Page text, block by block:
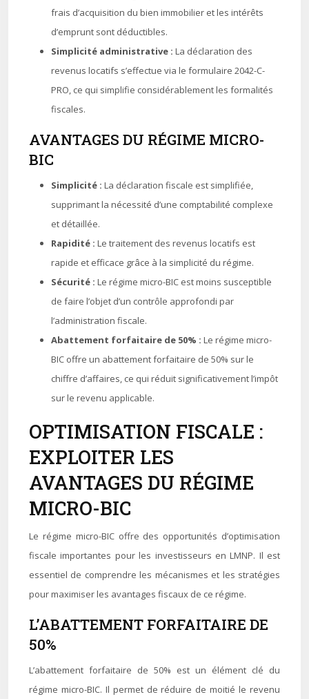
frais d’acquisition du bien immobilier et les intérêts
d’emprunt sont déductibles.
Simplicité administrative : La déclaration des
revenus locatifs s’effectue via le formulaire 2042-C-
PRO, ce qui simplifie considérablement les formalités
fiscales.
AVANTAGES DU RÉGIME MICRO-
BIC
Simplicité : La déclaration fiscale est simplifiée,
supprimant la nécessité d’une comptabilité complexe
et détaillée.
Rapidité : Le traitement des revenus locatifs est
rapide et efficace grâce à la simplicité du régime.
Sécurité : Le régime micro-BIC est moins susceptible
de faire l’objet d’un contrôle approfondi par
l’administration fiscale.
Abattement forfaitaire de 50% : Le régime micro-
BIC offre un abattement forfaitaire de 50% sur le
chiffre d’affaires, ce qui réduit significativement l’impôt
sur le revenu applicable.
OPTIMISATION FISCALE :
EXPLOITER LES
AVANTAGES DU RÉGIME
MICRO-BIC
Le régime micro-BIC offre des opportunités d’optimisation
fiscale importantes pour les investisseurs en LMNP. Il est
essentiel de comprendre les mécanismes et les stratégies
pour maximiser les avantages fiscaux de ce régime.
L’ABATTEMENT FORFAITAIRE DE
50%
L’abattement forfaitaire de 50% est un élément clé du
régime micro-BIC. Il permet de réduire de moitié le revenu